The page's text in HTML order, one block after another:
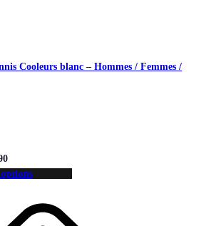
Cooleurs blanc – Hommes / Femmes /